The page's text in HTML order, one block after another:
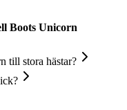
Boots Unicorn
till stora hästar?